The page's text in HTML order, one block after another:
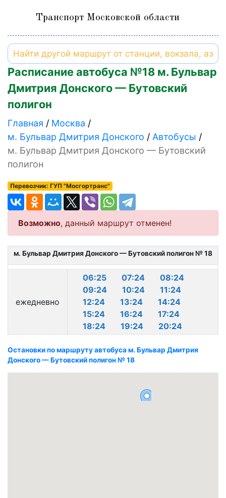
Транспорт Московской области
Расписание автобуса №18 м. Бульвар
Дмитрия Донского — Бутовский
полигон
Главная
Москва
м. Бульвар Дмитрия Донского
Автобусы
м. Бульвар Дмитрия Донского — Бутовский
полигон
Перевозчик: ГУП "Мосгортранс"
Возможно, данный маршрут отменен!
м. Бульвар Дмитрия Донского — Бутовский полигон № 18
ежедневно
06:25 07:24
08:24
09:24
10:24
11:24
12:24
13:24
14:24
15:24
16:24
17:24
18:24
19:24 20:24
Остановки по маршруту автобуса м. Бульвар Дмитрия
Донского — Бутовский полигон № 18